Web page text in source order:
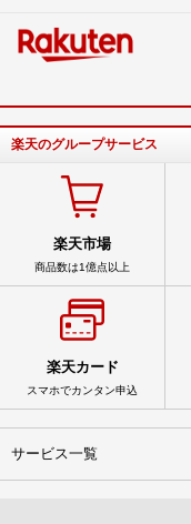
楽天のグループサービス
楽天市場
商品数は1億点以上
楽天カード
スマホでカンタン申込
サービス一覧